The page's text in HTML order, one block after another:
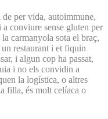
per vida, autoimmune,
conviure sense gluten per
carmanyola sota el braç,
restaurant i et fiquin
i algun cop ha passat,
i no els convidin a
la logística, o altres
filla, és molt celíaca o